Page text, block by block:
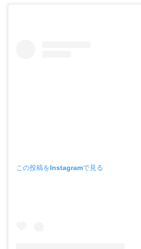
この投稿をInstagramで見る